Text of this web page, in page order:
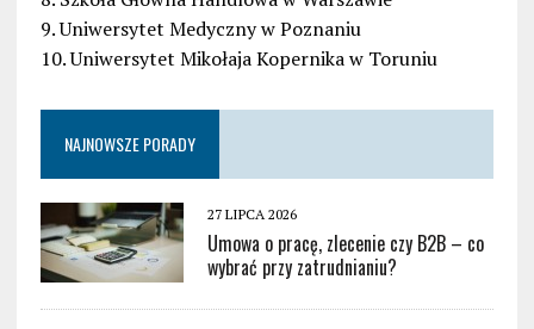
9. Uniwersytet Medyczny w Poznaniu
10. Uniwersytet Mikołaja Kopernika w Toruniu
NAJNOWSZE PORADY
27 LIPCA 2026
Umowa o pracę, zlecenie czy B2B – co
wybrać przy zatrudnianiu?